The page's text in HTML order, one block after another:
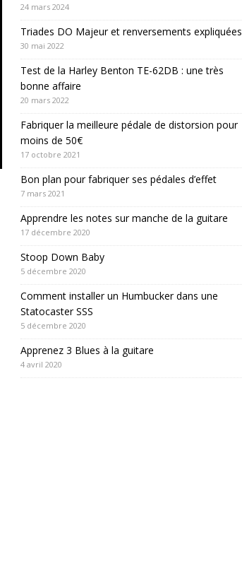
24 mars 2024
Triades DO Majeur et renversements expliquées
30 mai 2022
Test de la Harley Benton TE-62DB : une très
bonne affaire
20 mars 2022
Fabriquer la meilleure pédale de distorsion pour
moins de 50€
17 octobre 2021
Bon plan pour fabriquer ses pédales d’effet
7 mars 2021
Apprendre les notes sur manche de la guitare
17 décembre 2020
Stoop Down Baby
5 décembre 2020
Comment installer un Humbucker dans une
Statocaster SSS
5 décembre 2020
Apprenez 3 Blues à la guitare
4 avril 2020